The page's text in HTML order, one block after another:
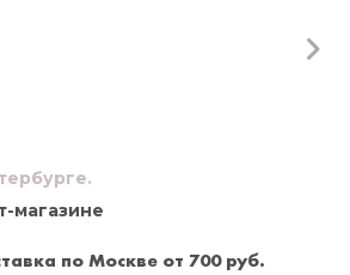
магазине
по Москве от 700 руб.